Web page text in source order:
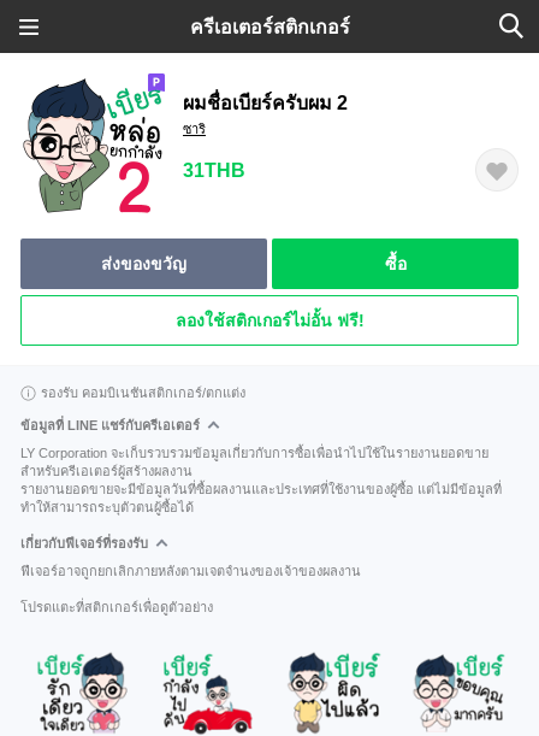
ครีเอเตอร์สติกเกอร์
ผมชื่อเบียร์ครับผม 2
ซาริ
31THB
ส่งของขวัญ ซื้อ
ลองใช้สติกเกอร์ไม่อั้น ฟรี!
รองรับ คอมบิเนชันสติกเกอร์/ตกแต่ง
ข้อมูลที่ LINE แชร์กับครีเอเตอร์
LY Corporation จะเก็บรวบรวมข้อมูลเกี่ยวกับการซื้อเพื่อนำไปใช้ในรายงานยอดขาย
สำหรับครีเอเตอร์ผู้สร้างผลงาน
รายงานยอดขายจะมีข้อมูลวันที่ซื้อผลงานและประเทศที่ใช้งานของผู้ซื้อ แต่ไม่มีข้อมูลที่
ทำให้สามารถระบุตัวตนผู้ซื้อได้
เกี่ยวกับฟีเจอร์ที่รองรับ
ฟีเจอร์อาจถูกยกเลิกภายหลังตามเจตจำนงของเจ้าของผลงาน
โปรดแตะที่สติกเกอร์เพื่อดูตัวอย่าง